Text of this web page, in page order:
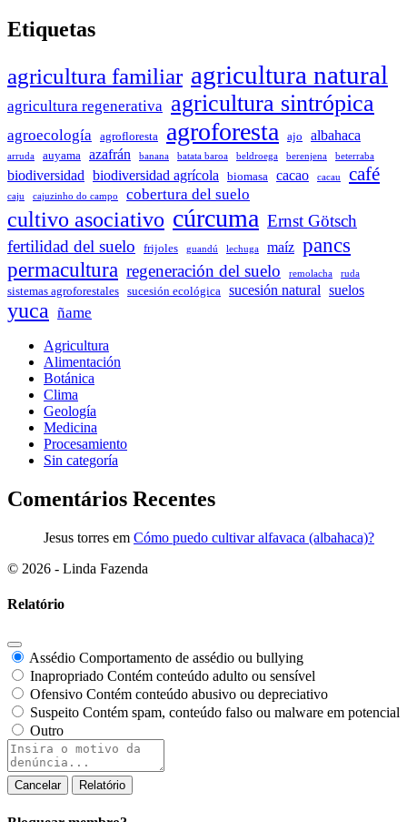
Etiquetas
agricultura familiar agricultura natural
agricultura regenerativa agricultura sintrópica
agroecología agrofloresta agroforesta ajo albahaca
arruda auyama azafrán banana batata baroa beldroega berenjena beterraba
biodiversidad biodiversidad agrícola biomasa cacao cacau café
caju cajuzinho do campo cobertura del suelo
cultivo asociativo cúrcuma Ernst Götsch
fertilidad del suelo
frijoles guandú lechuga maíz pancs
permacultura regeneración del suelo remolacha ruda
sistemas agroforestales sucesión ecológica sucesión natural suelos
yuca ñame
Agricultura
Alimentación
Botánica
Clima
Geología
Medicina
Procesamiento
Sin categoría
Comentários Recentes
Jesus torres em Cómo puedo cultivar alfavaca (albahaca)?
© 2026 - Linda Fazenda
Relatório
Assédio Comportamento de assédio ou bullying
Inapropriado Contém conteúdo adulto ou sensível
Ofensivo Contém conteúdo abusivo ou depreciativo
Suspeito Contém spam, conteúdo falso ou malware em potencial
Outro
Nota
do
relatório
Relatório